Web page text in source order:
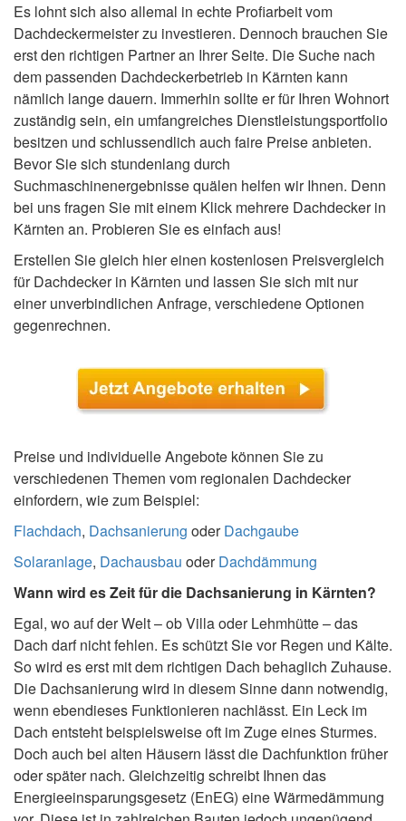
Es lohnt sich also allemal in echte Profiarbeit vom
Dachdeckermeister zu investieren. Dennoch brauchen Sie
erst den richtigen Partner an Ihrer Seite. Die Suche nach
dem passenden Dachdeckerbetrieb in Kärnten kann
nämlich lange dauern. Immerhin sollte er für Ihren Wohnort
zuständig sein, ein umfangreiches Dienstleistungsportfolio
besitzen und schlussendlich auch faire Preise anbieten.
Bevor Sie sich stundenlang durch
Suchmaschinenergebnisse quälen helfen wir Ihnen. Denn
bei uns fragen Sie mit einem Klick mehrere Dachdecker in
Kärnten an. Probieren Sie es einfach aus!
Erstellen Sie gleich hier einen kostenlosen Preisvergleich
für Dachdecker in Kärnten und lassen Sie sich mit nur
einer unverbindlichen Anfrage, verschiedene Optionen
gegenrechnen.
Preise und individuelle Angebote können Sie zu
verschiedenen Themen vom regionalen Dachdecker
einfordern, wie zum Beispiel:
Flachdach, Dachsanierung oderDachgaube
Solaranlage, Dachausbau oderDachdämmung
Wann wird es Zeit für die Dachsanierung in Kärnten?
Egal, wo auf der Welt – ob Villa oder Lehmhütte – das
Dach darf nicht fehlen. Es schützt Sie vor Regen und Kälte.
So wird es erst mit dem richtigen Dach behaglich Zuhause.
Die Dachsanierung wird in diesem Sinne dann notwendig,
wenn ebendieses Funktionieren nachlässt. Ein Leck im
Dach entsteht beispielsweise oft im Zuge eines Sturmes.
Doch auch bei alten Häusern lässt die Dachfunktion früher
oder später nach. Gleichzeitig schreibt Ihnen das
Energieeinsparungsgesetz (EnEG) eine Wärmedämmung